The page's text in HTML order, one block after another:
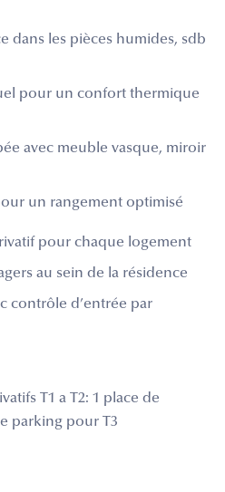
dans les pièces humides, sdb
pour un confort thermique
avec meuble vasque, miroir
un rangement optimisé
pour chaque logement
au sein de la résidence
contrôle d’entrée par
T1 a T2: 1 place de
parking pour T3